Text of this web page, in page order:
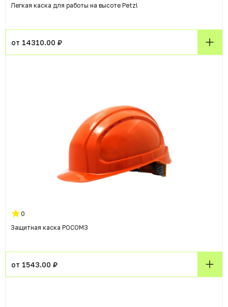
Легкая каска для работы на высоте Petzl
от 14310.00 ₽
0
Защитная каска РОСОМЗ
от 1543.00 ₽